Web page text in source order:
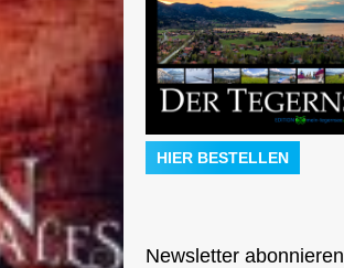
HIER BESTELLEN
Newsletter abonnieren